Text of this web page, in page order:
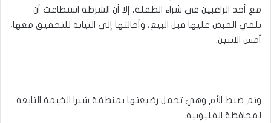
مع أحد الراغبين في شراء الطفلة، إلا أن الشرطة استطاعت أن
تلقي القبض عليها قبل البيع، وأحالتها إلى النيابة للتحقيق معها،
أمس الاثنين.
وتم ضبط الأم وهي تحمل رضيعتها بمنطقة شبرا الخيمة التابعة
لمحافظة القليوبية.